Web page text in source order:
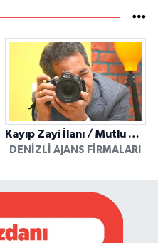
Kayıp Zayi İlanı / Mutlu Ajans / Denizli
DENIZLI AJANS FIRMALARI